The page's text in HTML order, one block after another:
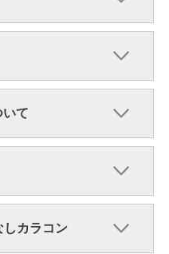
て
カラコン